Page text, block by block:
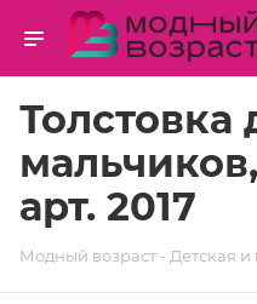
Толстовка
арт. 2017
Модный возраст - Детская